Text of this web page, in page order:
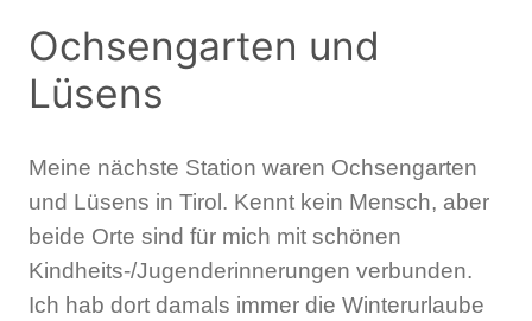
Ochsengarten und
Lüsens
Meine nächste Station waren Ochsengarten
und Lüsens in Tirol. Kennt kein Mensch, aber
beide Orte sind für mich mit schönen
Kindheits-/Jugenderinnerungen verbunden.
Ich hab dort damals immer die Winterurlaube